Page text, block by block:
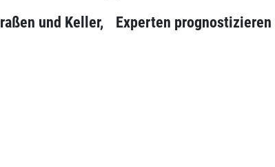
und Keller, Experten prognostizieren